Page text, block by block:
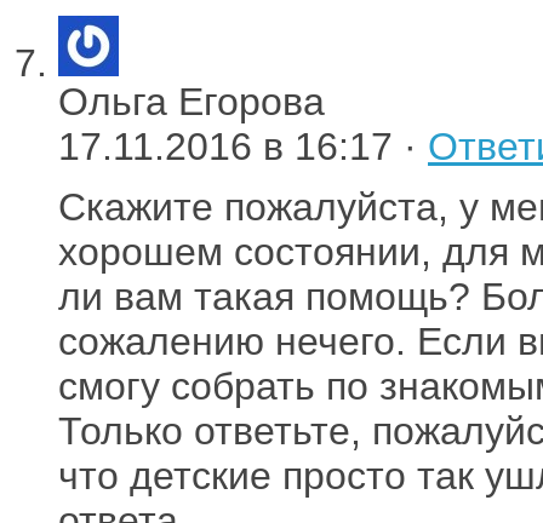
Ольга Егорова
17.11.2016 в 16:17 ·
Скажите пожалуйста, у
хорошем состоянии, для
ли вам такая помощь?
сожалению нечего. Если
смогу собрать по
Только ответьте,
что детские просто так